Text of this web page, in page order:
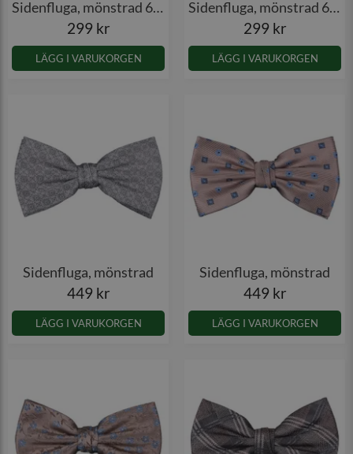
Sidenfluga, mönstrad 6012
299 kr
LÄGG I VARUKORGEN
Sidenfluga, mönstrad 6012
299 kr
LÄGG I VARUKORGEN
Sidenfluga, mönstrad
449 kr
LÄGG I VARUKORGEN
Sidenfluga, mönstrad
449 kr
LÄGG I VARUKORGEN